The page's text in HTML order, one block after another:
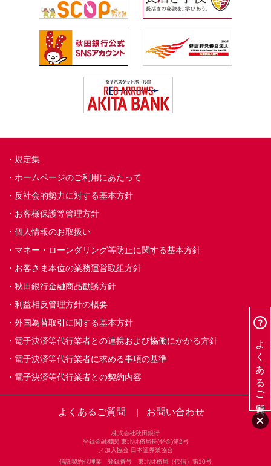
規定集
ホームページのご利用にあたって
反社会的勢力に対する基本方針
お客様保護等管理方針
個人情報のお取扱い
マネー・ローンダリング等防止に関する基本方針
お客さま本位の業務運営取組方針
秋田銀行金融商品勧誘方針
利益相反管理方針の概要
外国為替取引に関する基本方針
電子決済等代行業者との連携および協働にかかる方針
電子決済等代行業者に求める事項の基準
電子決済等代行業者との契約内容
よくあるご質問
よくあるご質問 お問い合わせ
株式会社秋田銀行
登録金融機関 東北財務局長(登金)第2号
／加入協会 日本証券業協会
信託契約代理業 登録番号 東北財務局（代信）第10号